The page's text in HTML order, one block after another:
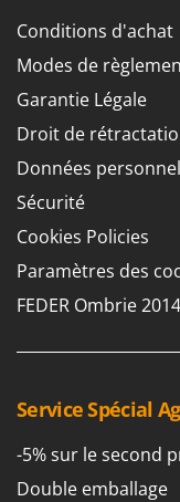
Conditions d'achat
Modes de
Garantie Légale
Droit de
Données
Sécurité
Cookies Policies
Paramètres des
FEDER Ombrie
Service Spécial
-5% sur le second
Double emballage